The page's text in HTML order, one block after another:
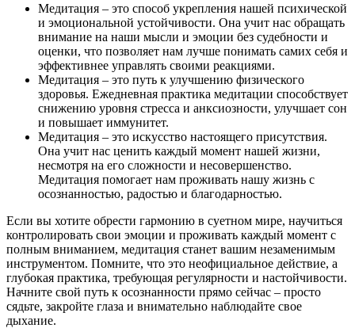
Медитация – это способ укрепления нашей психической
и эмоциональной устойчивости. Она учит нас обращать
внимание на наши мысли и эмоции без судебности и
оценки, что позволяет нам лучше понимать самих себя и
эффективнее управлять своими реакциями.
Медитация – это путь к улучшению физического
здоровья. Ежедневная практика медитации способствует
снижению уровня стресса и анксиозности, улучшает сон
и повышает иммунитет.
Медитация – это искусство настоящего присутствия.
Она учит нас ценить каждый момент нашей жизни,
несмотря на его сложности и несовершенство.
Медитация помогает нам проживать нашу жизнь с
осознанностью, радостью и благодарностью.
Если вы хотите обрести гармонию в суетном мире, научиться
контролировать свои эмоции и проживать каждый момент с
полным вниманием, медитация станет вашим незаменимым
инструментом. Помните, что это неофициальное действие, а
глубокая практика, требующая регулярности и настойчивости.
Начните свой путь к осознанности прямо сейчас – просто
сядьте, закройте глаза и внимательно наблюдайте свое
дыхание.